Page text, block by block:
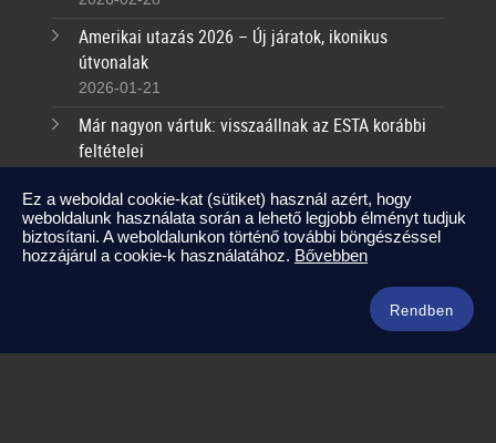
Amerikai utazás 2026 – Új járatok, ikonikus
útvonalak
2026-01-21
Már nagyon vártuk: visszaállnak az ESTA korábbi
feltételei
Kapcsolat
Ez a weboldal cookie-kat (sütiket) használ azért, hogy
weboldalunk használata során a lehető legjobb élményt tudjuk
biztosítani. A weboldalunkon történő további böngészéssel
hozzájárul a cookie-k használatához. Bővebben
Rendben